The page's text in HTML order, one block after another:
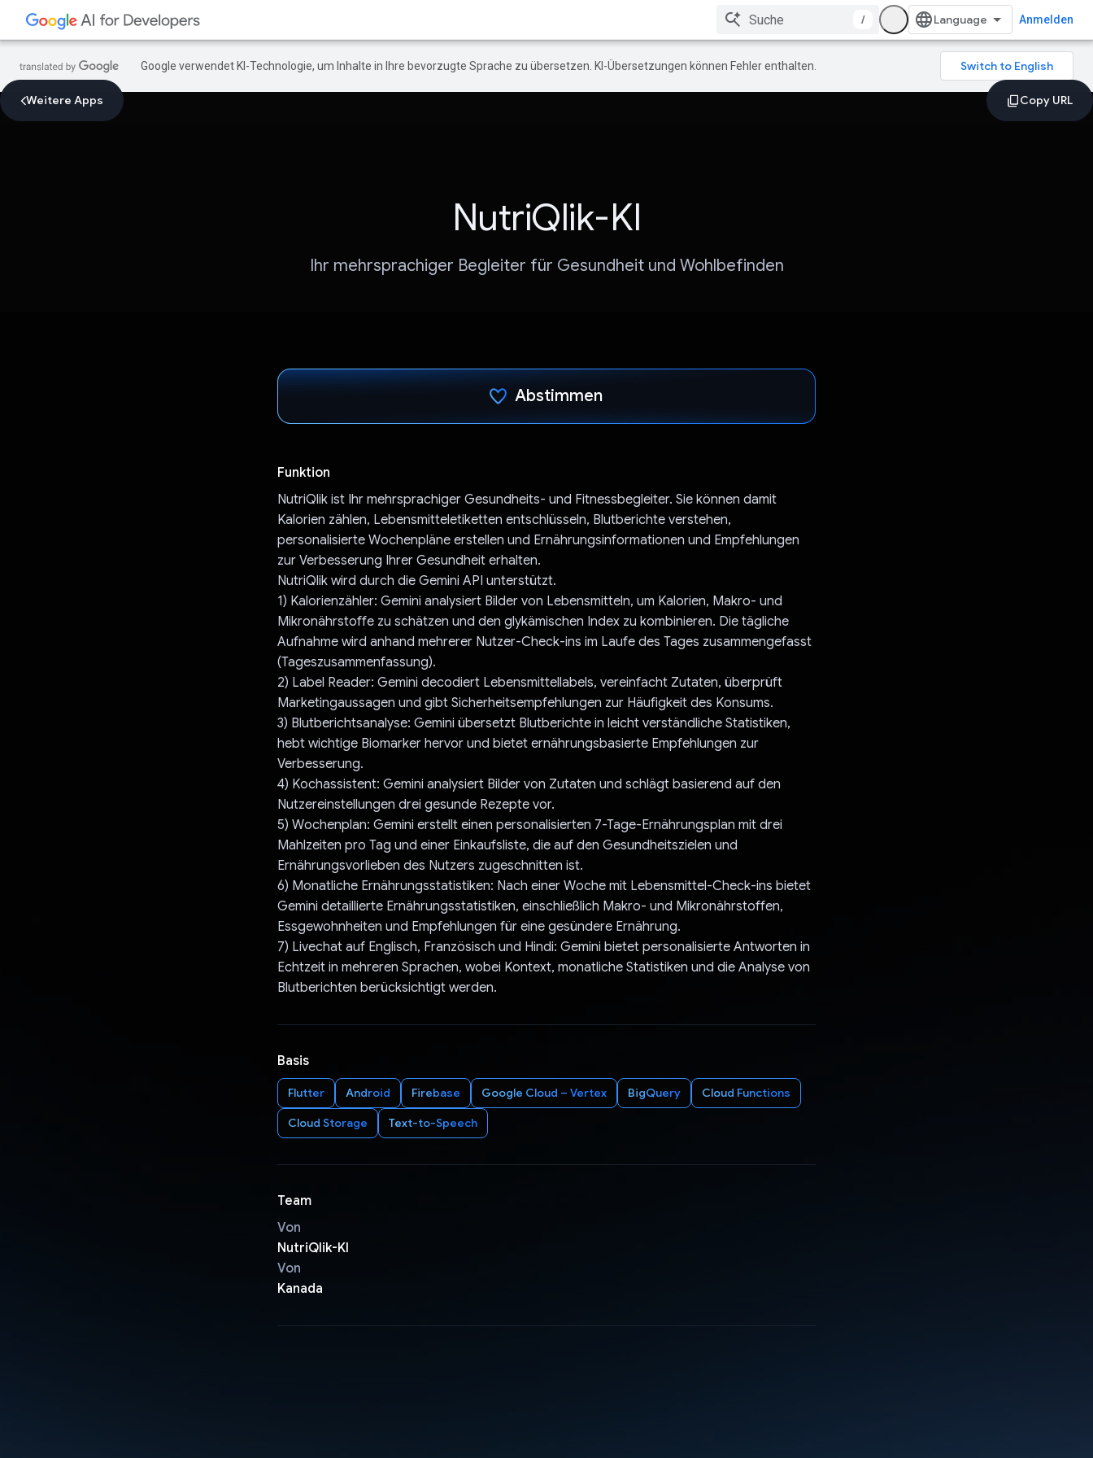
/ Anmelden
Google verwendet KI-Technologie, um Inhalte in Ihre bevorzugte Sprache zu übersetzen. KI-Übersetzungen können Fehler enthalten.
Weitere Apps
NutriQlik-KI
Ihr mehrsprachiger Begleiter für Gesundheit und Wohlbefinden
Abstimmen
Funktion
NutriQlik ist Ihr mehrsprachiger Gesundheits- und Fitnessbegleiter. Sie können damit
Kalorien zählen, Lebensmitteletiketten entschlüsseln, Blutberichte verstehen,
personalisierte Wochenpläne erstellen und Ernährungsinformationen und Empfehlungen
zur Verbesserung Ihrer Gesundheit erhalten.
NutriQlik wird durch die Gemini API unterstützt.
1) Kalorienzähler: Gemini analysiert Bilder von Lebensmitteln, um Kalorien, Makro- und
Mikronährstoffe zu schätzen und den glykämischen Index zu kombinieren. Die tägliche
Aufnahme wird anhand mehrerer Nutzer-Check-ins im Laufe des Tages zusammengefasst
(Tageszusammenfassung).
2) Label Reader: Gemini decodiert Lebensmittellabels, vereinfacht Zutaten, überprüft
Marketingaussagen und gibt Sicherheitsempfehlungen zur Häufigkeit des Konsums.
3) Blutberichtsanalyse: Gemini übersetzt Blutberichte in leicht verständliche Statistiken,
hebt wichtige Biomarker hervor und bietet ernährungsbasierte Empfehlungen zur
Verbesserung.
4) Kochassistent: Gemini analysiert Bilder von Zutaten und schlägt basierend auf den
Nutzereinstellungen drei gesunde Rezepte vor.
5) Wochenplan: Gemini erstellt einen personalisierten 7-Tage-Ernährungsplan mit drei
Mahlzeiten pro Tag und einer Einkaufsliste, die auf den Gesundheitszielen und
Ernährungsvorlieben des Nutzers zugeschnitten ist.
6) Monatliche Ernährungsstatistiken: Nach einer Woche mit Lebensmittel-Check-ins bietet
Gemini detaillierte Ernährungsstatistiken, einschließlich Makro- und Mikronährstoffen,
Essgewohnheiten und Empfehlungen für eine gesündere Ernährung.
7) Livechat auf Englisch, Französisch und Hindi: Gemini bietet personalisierte Antworten in
Echtzeit in mehreren Sprachen, wobei Kontext, monatliche Statistiken und die Analyse von
Blutberichten berücksichtigt werden.
Basis
Flutter Android Firebase Google Cloud – Vertex BigQuery Cloud Functions
Cloud Storage Text-to-Speech
Team
Von
NutriQlik-KI
Von
Kanada